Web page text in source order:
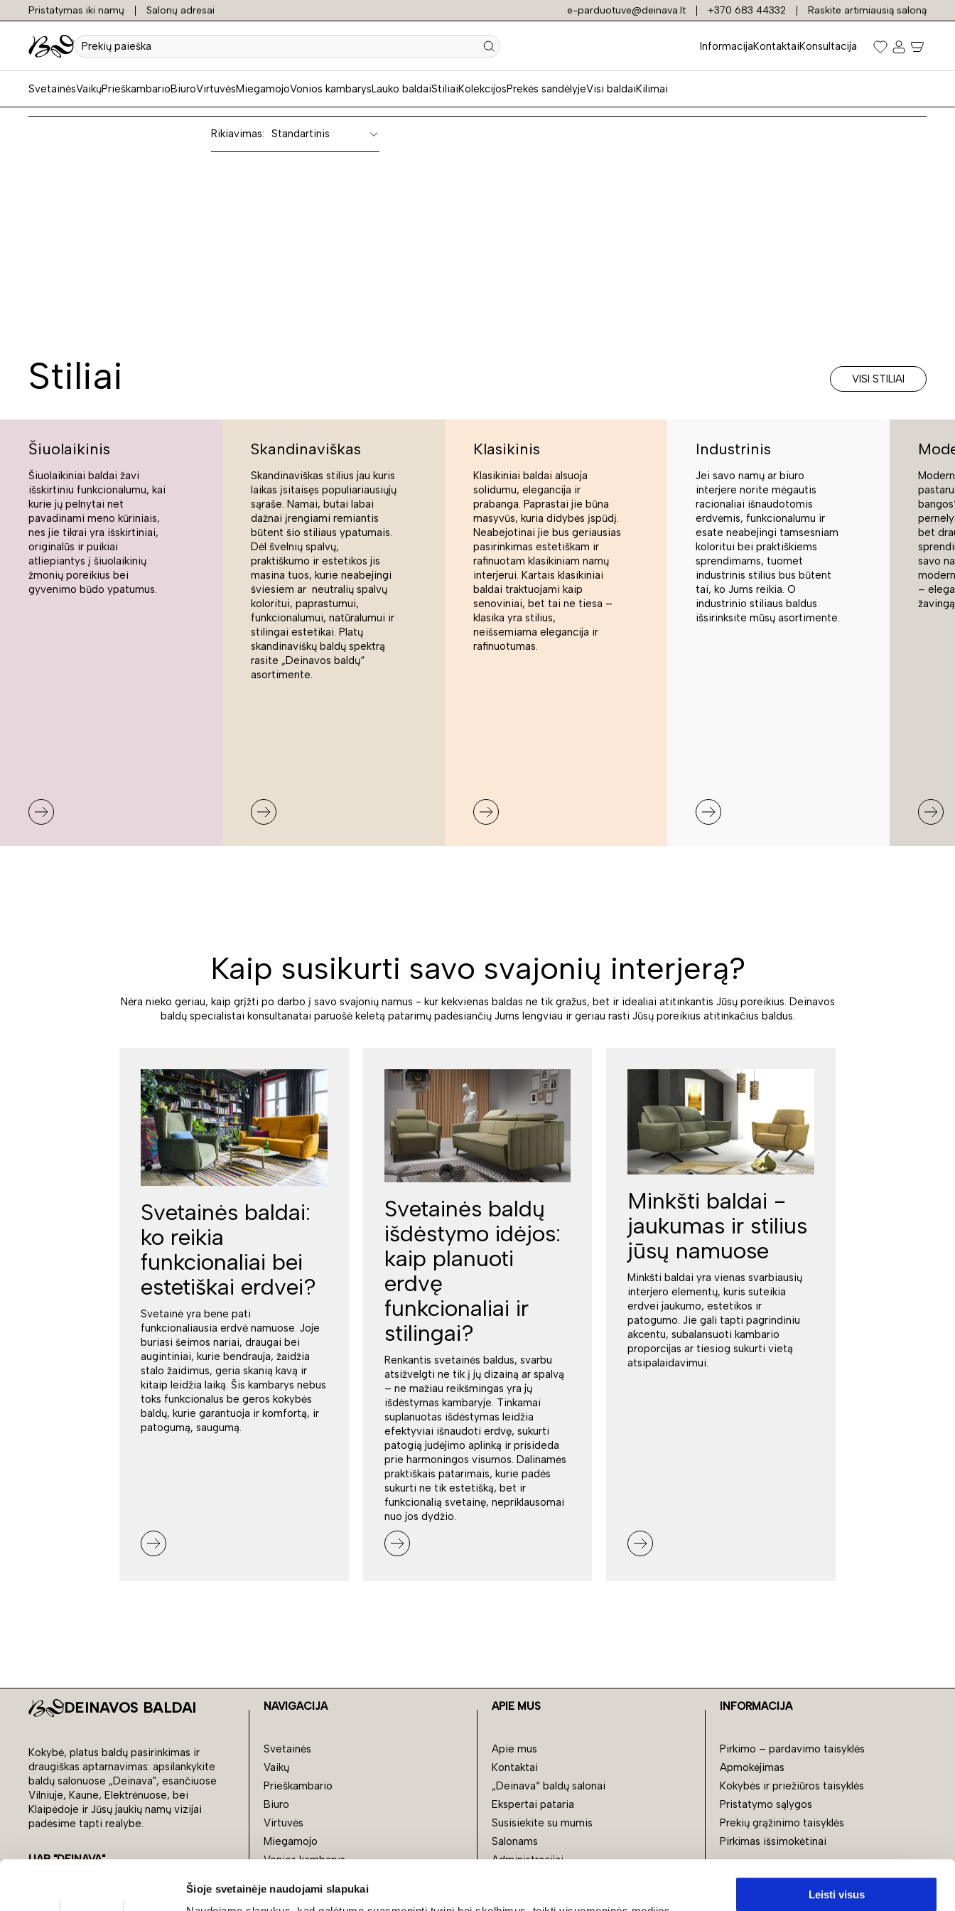
Šioje svetainėje naudojami slapukai
Leisti visus
Pristatymas iki namų Salonų adresai e-parduotuve@deinava.lt +370 683 44332 Raskite artimiausią saloną
Prekių
paieška
InformacijaKontaktaiKonsultacija
SvetainėsVaikųPrieškambarioBiuroVirtuvėsMiegamojoVonios kambarysLauko baldaiStiliaiKolekcijosPrekės sandėlyjeVisi baldaiKilimai
Metaliniai biuro baldai
Rikiavimas: Standartinis
Stiliai VISI STILIAI
Šiuolaikinis
Šiuolaikiniai baldai žavi
išskirtiniu funkcionalumu, kai
kurie jų pelnytai net
pavadinami meno kūriniais,
nes jie tikrai yra išskirtiniai,
originalūs ir puikiai
atliepiantys į šiuolaikinių
žmonių poreikius bei
gyvenimo būdo ypatumus.
Skandinaviškas
Skandinaviškas stilius jau kuris
laikas įsitaisęs populiariausiųjų
sąraše. Namai, butai labai
dažnai įrengiami remiantis
būtent šio stiliaus ypatumais.
Dėl švelnių spalvų,
praktiškumo ir estetikos jis
masina tuos, kurie neabejingi
šviesiem ar neutralių spalvų
koloritui, paprastumui,
funkcionalumui, natūralumui ir
stilingai estetikai. Platų
skandinaviškų baldų spektrą
rasite „Deinavos baldų“
asortimente.
Klasikinis
Klasikiniai baldai alsuoja
solidumu, elegancija ir
prabanga. Paprastai jie būna
masyvūs, kuria didybės įspūdį.
Neabejotinai jie bus geriausias
pasirinkimas estetiškam ir
rafinuotam klasikiniam namų
interjerui. Kartais klasikiniai
baldai traktuojami kaip
senoviniai, bet tai ne tiesa –
klasika yra stilius,
neišsemiama elegancija ir
rafinuotumas.
Industrinis
Jei savo namų ar biuro
interjere norite mėgautis
racionaliai išnaudotomis
erdvėmis, funkcionalumu ir
esate neabejingi tamsesniam
koloritui bei praktiškiems
sprendimams, tuomet
industrinis stilius bus būtent
tai, ko Jums reikia. O
industrinio stiliaus baldus
išsirinksite mūsų asortimente.
bet
savo
–
Kaip susikurti savo svajonių interjerą?
Nėra nieko geriau, kaip grįžti po darbo į savo svajonių namus - kur kekvienas baldas ne tik gražus, bet ir idealiai atitinkantis Jūsų poreikius. Deinavos
baldų specialistai konsultanatai paruošė keletą patarimų padėsiančių Jums lengviau ir geriau rasti Jūsų poreikius atitinkačius baldus.
Svetainės baldai:
ko reikia
funkcionaliai bei
estetiškai erdvei?
Svetainė yra bene pati
funkcionaliausia erdvė namuose. Joje
buriasi šeimos nariai, draugai bei
augintiniai, kurie bendrauja, žaidžia
stalo žaidimus, geria skanią kavą ir
kitaip leidžia laiką. Šis kambarys nebus
toks funkcionalus be geros kokybės
baldų, kurie garantuoja ir komfortą, ir
patogumą, saugumą.
Svetainės baldų
išdėstymo idėjos:
kaip planuoti
erdvę
funkcionaliai ir
stilingai?
Renkantis svetainės baldus, svarbu
atsižvelgti ne tik į jų dizainą ar spalvą
– ne mažiau reikšmingas yra jų
išdėstymas kambaryje. Tinkamai
suplanuotas išdėstymas leidžia
efektyviai išnaudoti erdvę, sukurti
patogią judėjimo aplinką ir prisideda
prie harmoningos visumos. Dalinamės
praktiškais patarimais, kurie padės
sukurti ne tik estetišką, bet ir
funkcionalią svetainę, nepriklausomai
nuo jos dydžio.
Minkšti baldai -
jaukumas ir stilius
jūsų namuose
Minkšti baldai yra vienas svarbiausių
interjero elementų, kuris suteikia
erdvei jaukumo, estetikos ir
patogumo. Jie gali tapti pagrindiniu
akcentu, subalansuoti kambario
proporcijas ar tiesiog sukurti vietą
atsipalaidavimui.
DEINAVOS BALDAI
Kokybė, platus baldų pasirinkimas ir
draugiškas aptarnavimas: apsilankykite
baldų salonuose „Deinava", esančiuose
Vilniuje, Kaune, Elektrėnuose, bei
Klaipėdoje ir Jūsų jaukių namų vizijai
padėsime tapti realybe.
UAB "DEINAVA"
NAVIGACIJA
Svetainės
Vaikų
Prieškambario
Biuro
Virtuvės
Miegamojo
Vonios kambarys
Stiliai
APIE MUS
Apie mus
Kontaktai
„Deinava“ baldų salonai
Ekspertai pataria
Susisiekite su mumis
Salonams
Administracijai
INFORMACIJA
Pirkimo – pardavimo taisyklės
Apmokėjimas
Kokybės ir priežiūros taisyklės
Pristatymo sąlygos
Prekių grąžinimo taisyklės
Pirkimas išsimokėtinai